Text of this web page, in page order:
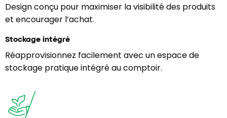
Design conçu pour maximiser la visibilité des produits
et encourager l’achat.
Stockage intégré
Réapprovisionnez facilement avec un espace de
stockage pratique intégré au comptoir.